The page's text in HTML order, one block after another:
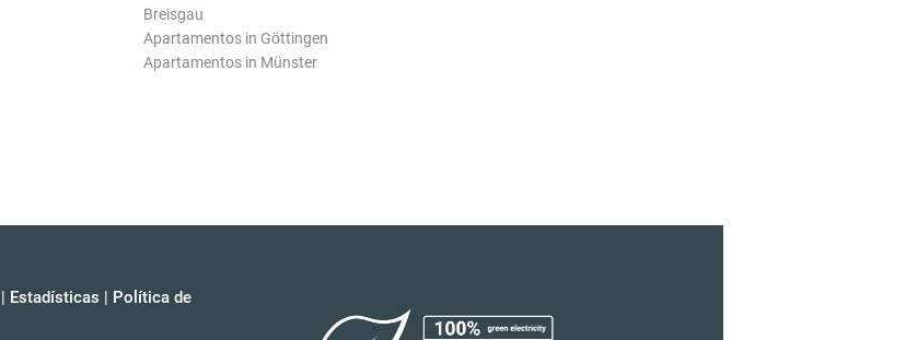
Breisgau
Apartamentos in Göttingen
Apartamentos in Münster
| Estadísticas | Política de